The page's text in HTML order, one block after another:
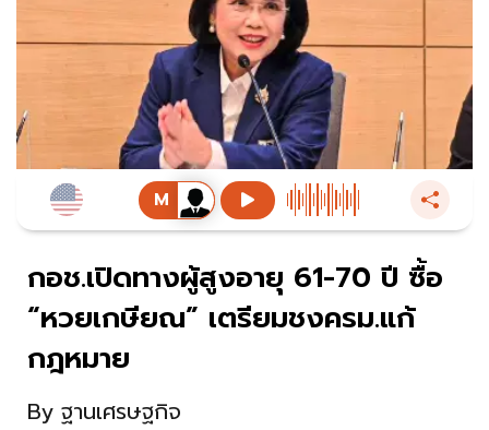
กอช.เปิดทางผู้สูงอายุ 61-70 ปี ซื้อ
“หวยเกษียณ” เตรียมชงครม.แก้
กฎหมาย
By ฐานเศรษฐกิจ